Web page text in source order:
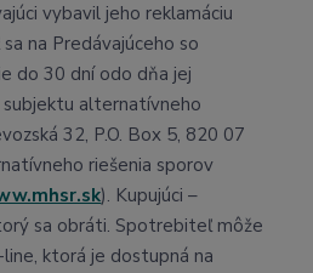
vybavil jeho reklamáciu
na Predávajúceho so
do 30 dní odo dňa jej
alternatívneho
32, P.O. Box 5, 820 07
riešenia sporov
). Kupujúci –
sa obráti. Spotrebiteľ môže
ktorá je dostupná na